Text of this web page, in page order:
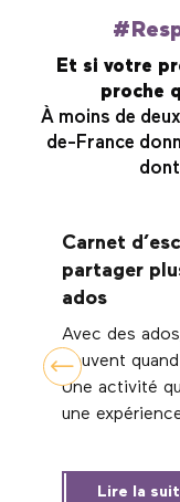
Et si votre
proche
À moins de
de-France
Carnet
partager
ados
Avec des
souvent
Une activité
une
Lire la